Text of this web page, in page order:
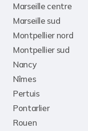
Marseille centre
Marseille sud
Montpellier nord
Montpellier sud
Nancy
Nîmes
Pertuis
Pontarlier
Rouen